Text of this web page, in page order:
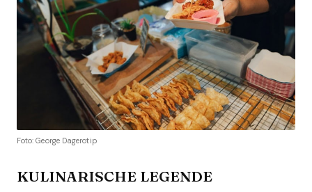
Foto: George Dagerotip
KULINARISCHE LEGENDE